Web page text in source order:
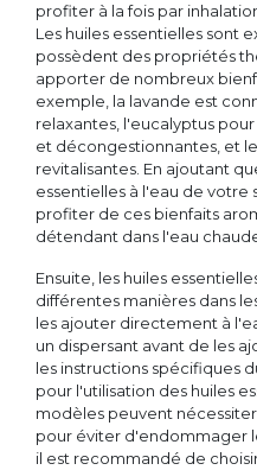
profiter à la fois par
Les huiles essentielles sont
possèdent des propriétés
apporter de nombreux
exemple, la lavande est
relaxantes, l'eucalyptus
et décongestionnantes, et
revitalisantes. En ajoutant
essentielles à l'eau de votre
profiter de ces bienfaits
détendant dans l'eau
Ensuite, les huiles
différentes manières dans
les ajouter directement à
un dispersant avant de les
les instructions spécifiques
pour l'utilisation des huiles
modèles peuvent
pour éviter d'endommager
il est recommandé de